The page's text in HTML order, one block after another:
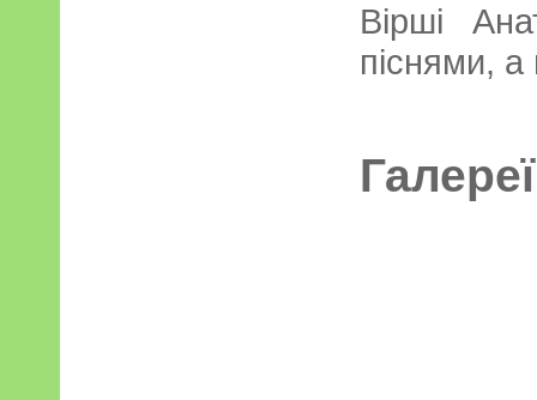
Вірші
піснями, а
Галереї